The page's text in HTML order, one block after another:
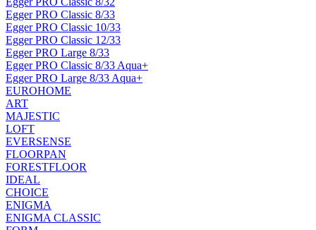
Egger PRO Classic 8/33
Egger PRO Classic 10/33
Egger PRO Classic 12/33
Egger PRO Large 8/33
Egger PRO Classic 8/33 Aqua+
Egger PRO Large 8/33 Aqua+
EUROHOME
ART
MAJESTIC
LOFT
EVERSENSE
FLOORPAN
FORESTFLOOR
IDEAL
CHOICE
ENIGMA
ENIGMA CLASSIC